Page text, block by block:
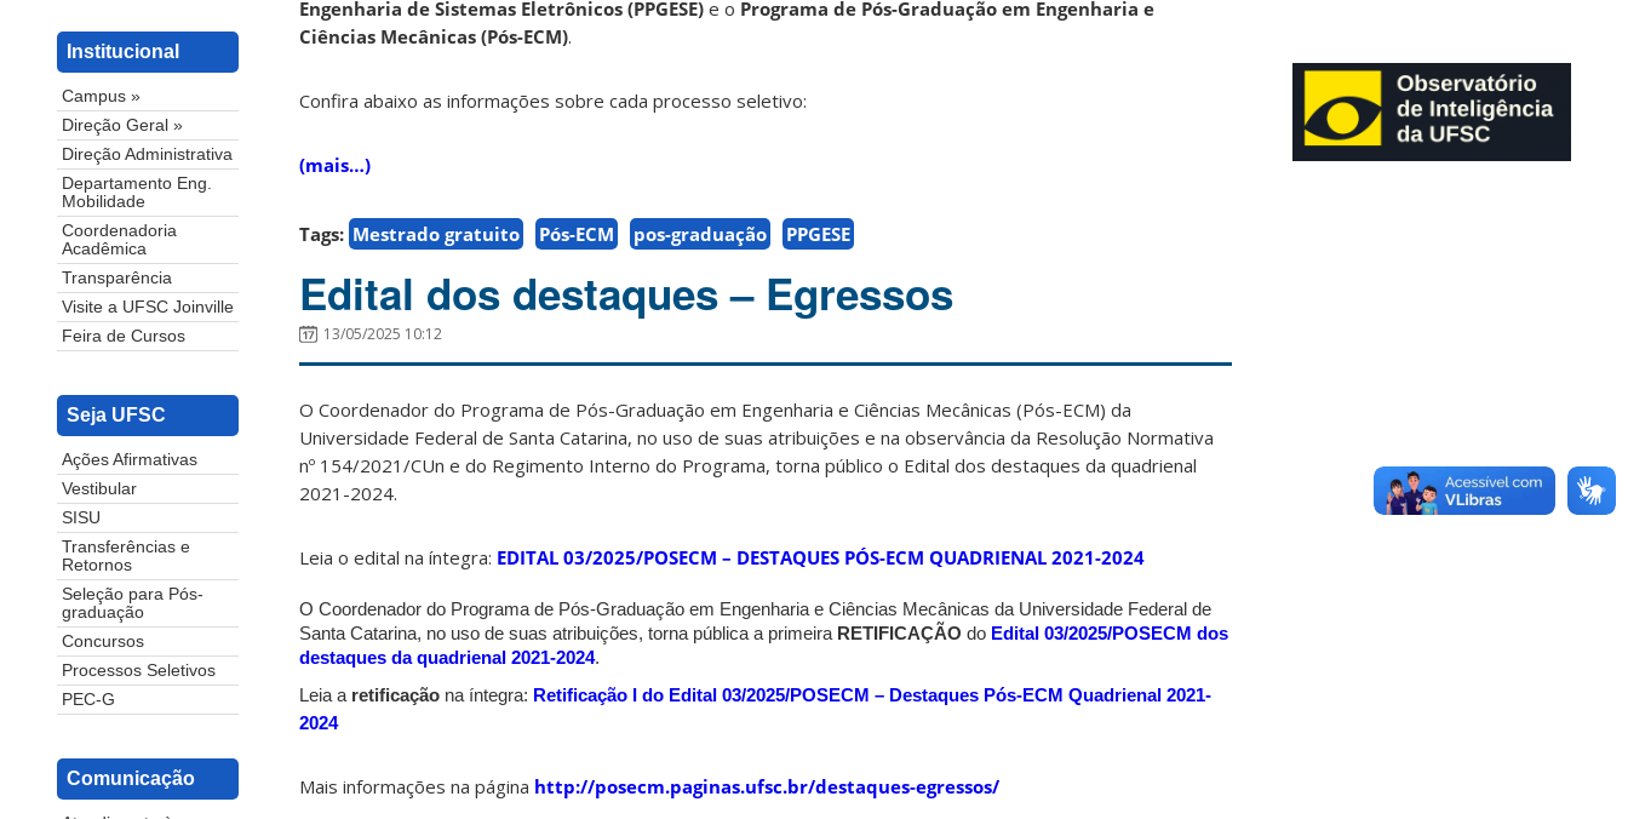
Institucional
Campus »
Direção Geral »
Direção Administrativa
Departamento Eng.
Mobilidade
Coordenadoria
Acadêmica
Transparência
Visite a UFSC Joinville
Feira de Cursos
Seja UFSC
Ações Afirmativas
Vestibular
SISU
Transferências e
Retornos
Seleção para Pós-
graduação
Concursos
Processos Seletivos
PEC-G
Comunicação
Engenharia de Sistemas Eletrônicos (PPGESE) e o Programa de Pós-Graduação em Engenharia e
Ciências Mecânicas (Pós-ECM).
Confira abaixo as informações sobre cada processo seletivo:
(mais…)
Tags: Mestrado gratuito Pós-ECM pos-graduação PPGESE
Edital dos destaques – Egressos
13/05/2025 10:12
O Coordenador do Programa de Pós-Graduação em Engenharia e Ciências Mecânicas (Pós-ECM) da
Universidade Federal de Santa Catarina, no uso de suas atribuições e na observância da Resolução Normativa
nº 154/2021/CUn e do Regimento Interno do Programa, torna público o Edital dos destaques da quadrienal
2021-2024.
Leia o edital na íntegra: EDITAL 03/2025/POSECM – DESTAQUES PÓS-ECM QUADRIENAL 2021-2024
O Coordenador do Programa de Pós-Graduação em Engenharia e Ciências Mecânicas da Universidade Federal de
Santa Catarina, no uso de suas atribuições, torna pública a primeira RETIFICAÇÃO do Edital 03/2025/POSECM dos
destaques da quadrienal 2021-2024.
Leia a retificação na íntegra: Retificação I do Edital 03/2025/POSECM – Destaques Pós-ECM Quadrienal 2021-
2024
Mais informações na página http://posecm.paginas.ufsc.br/destaques-egressos/